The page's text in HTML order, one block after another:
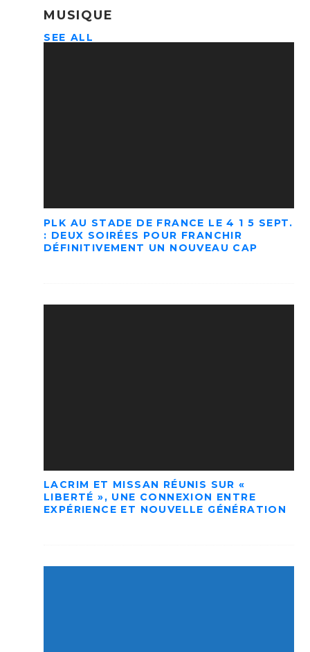
MUSIQUE
SEE ALL
PLK AU STADE DE FRANCE LE 4 1 5 SEPT.
: DEUX SOIRÉES POUR FRANCHIR
DÉFINITIVEMENT UN NOUVEAU CAP
LACRIM ET MISSAN RÉUNIS SUR «
LIBERTÉ », UNE CONNEXION ENTRE
EXPÉRIENCE ET NOUVELLE GÉNÉRATION